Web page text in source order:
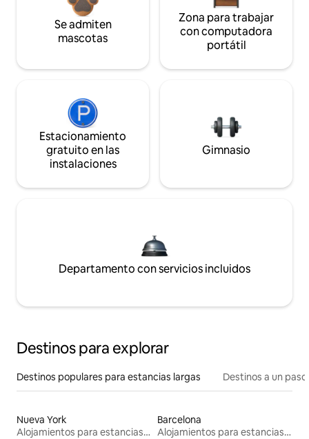
Se admiten
mascotas
Zona para trabajar
con computadora
portátil
Estacionamiento
gratuito en las
instalaciones
Gimnasio
Departamento con servicios incluidos
Destinos para explorar
Destinos populares para estancias largas Destinos a un
Nueva York
Alojamientos para estancias largas
Barcelona
Alojamientos para estancias largas